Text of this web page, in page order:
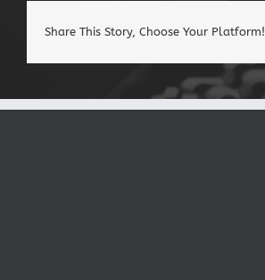
Share This Story, Choose Your Platform!